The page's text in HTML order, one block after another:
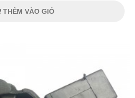
THÊM VÀO GIỎ